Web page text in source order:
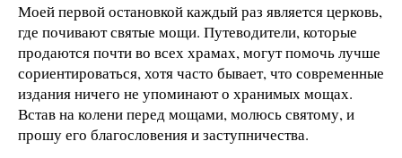
Моей первой остановкой каждый раз является церковь,
где почивают святые мощи. Путеводители, которые
продаются почти во всех храмах, могут помочь лучше
сориентироваться, хотя часто бывает, что современные
издания ничего не упоминают о хранимых мощах.
Встав на колени перед мощами, молюсь святому, и
прошу его благословения и заступничества.